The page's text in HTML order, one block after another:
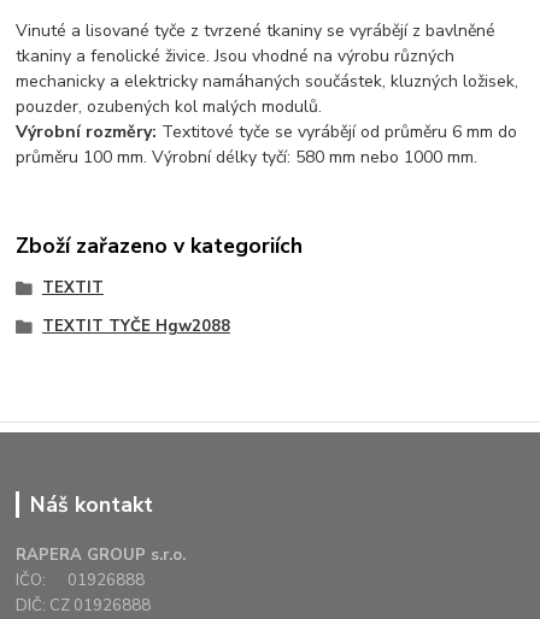
Vinuté a lisované tyče z tvrzené tkaniny se vyrábějí z bavlněné
tkaniny a fenolické živice. Jsou vhodné na výrobu různých
mechanicky a elektricky namáhaných součástek, kluzných ložisek,
pouzder, ozubených kol malých modulů.
Výrobní rozměry: Textitové tyče se vyrábějí od průměru 6 mm do
průměru 100 mm. Výrobní délky tyčí: 580 mm nebo 1000 mm.
Zboží zařazeno v kategoriích
TEXTIT
TEXTIT TYČE Hgw2088
Náš kontakt
RAPERA GROUP s.r.o.
IČO: 01926888
DIČ: CZ 01926888